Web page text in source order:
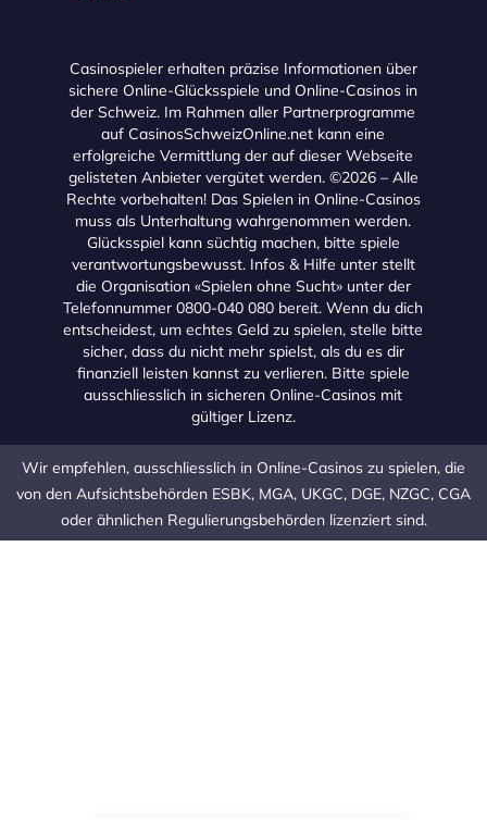
Casinospieler erhalten präzise Informationen über
sichere Online-Glücksspiele und Online-Casinos in
der Schweiz. Im Rahmen aller Partnerprogramme
auf CasinosSchweizOnline.net kann eine
erfolgreiche Vermittlung der auf dieser Webseite
gelisteten Anbieter vergütet werden. ©2026 – Alle
Rechte vorbehalten! Das Spielen in Online-Casinos
muss als Unterhaltung wahrgenommen werden.
Glücksspiel kann süchtig machen, bitte spiele
verantwortungsbewusst. Infos & Hilfe unter stellt
die Organisation «Spielen ohne Sucht» unter der
Telefonnummer 0800-040 080 bereit. Wenn du dich
entscheidest, um echtes Geld zu spielen, stelle bitte
sicher, dass du nicht mehr spielst, als du es dir
finanziell leisten kannst zu verlieren. Bitte spiele
ausschliesslich in sicheren Online-Casinos mit
gültiger Lizenz.
Wir empfehlen, ausschliesslich in Online-Casinos zu spielen, die
von den Aufsichtsbehörden ESBK, MGA, UKGC, DGE, NZGC, CGA
oder ähnlichen Regulierungsbehörden lizenziert sind.